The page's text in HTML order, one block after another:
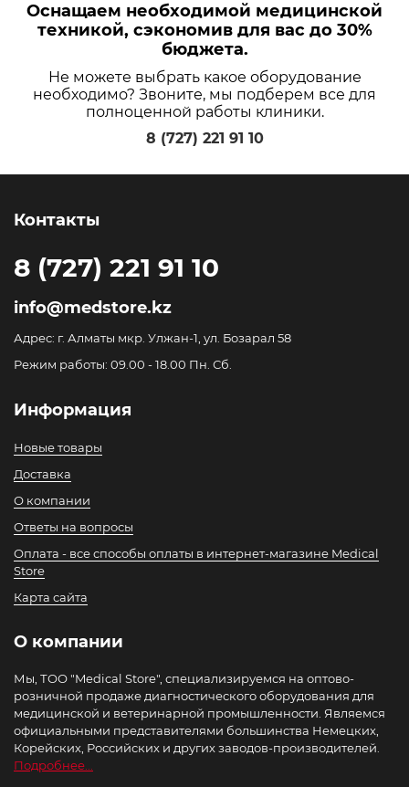
Оснащаем необходимой медицинской
техникой, сэкономив для вас до 30%
бюджета.
Не можете выбрать какое оборудование
необходимо? Звоните, мы подберем все для
полноценной работы клиники.
8 (727) 221 91 10
Контакты
8 (727) 221 91 10
info@medstore.kz
Адрес: г. Алматы мкр. Улжан-1, ул. Бозарал 58
Режим работы: 09.00 - 18.00 Пн. Сб.
Информация
Новые товары
Доставка
О компании
Ответы на вопросы
Оплата - все способы оплаты в интернет-магазине Medical
Store
Карта сайта
О компании
Мы, ТОО "Medical Store", специализируемся на оптово-
розничной продаже диагностического оборудования для
медицинской и ветеринарной промышленности. Являемся
официальными представителями большинства Немецких,
Корейских, Российских и других заводов-производителей.
Подробнее...